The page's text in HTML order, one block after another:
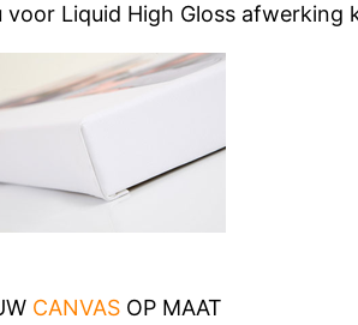
Liquid High Gloss afwerking
CANVASOP MAAT